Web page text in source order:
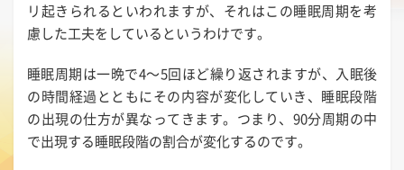
リ起きられるといわれますが、それはこの睡眠周期を考
慮した工夫をしているというわけです。
睡眠周期は一晩で4～5回ほど繰り返されますが、入眠後
の時間経過とともにその内容が変化していき、睡眠段階
の出現の仕方が異なってきます。つまり、90分周期の中
で出現する睡眠段階の割合が変化するのです。